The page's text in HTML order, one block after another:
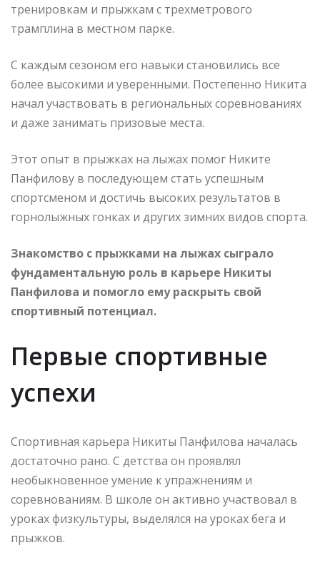
тренировкам и прыжкам с трехметрового
трамплина в местном парке.
С каждым сезоном его навыки становились все
более высокими и уверенными. Постепенно Никита
начал участвовать в региональных соревнованиях
и даже занимать призовые места.
Этот опыт в прыжках на лыжах помог Никите
Панфилову в последующем стать успешным
спортсменом и достичь высоких результатов в
горнолыжных гонках и других зимних видов спорта.
Знакомство с прыжками на лыжах сыграло
фундаментальную роль в карьере Никиты
Панфилова и помогло ему раскрыть свой
спортивный потенциал.
Первые спортивные
успехи
Спортивная карьера Никиты Панфилова началась
достаточно рано. С детства он проявлял
необыкновенное умение к упражнениям и
соревнованиям. В школе он активно участвовал в
уроках физкультуры, выделялся на уроках бега и
прыжков.